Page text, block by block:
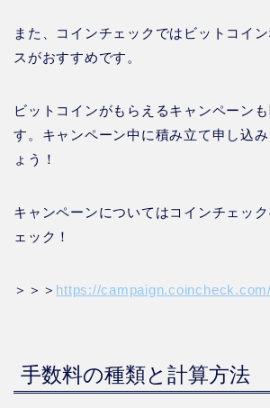
また、コインチェックではビットコイ
スがおすすめです。
ビットコインがもらえるキャンペーン
す。キャンペーン中に積み立て申し込
ょう！
キャンペーンについてはコインチェッ
ェック！
＞＞＞ https://campaign.coincheck.com/
手数料の種類と計算方法